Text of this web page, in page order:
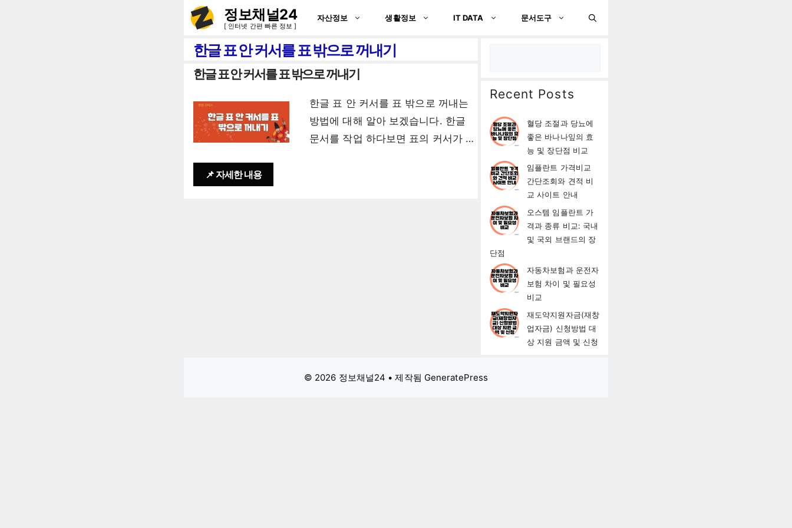
정보채널24
[ 인터넷 간편 빠른 정보 ]
자산정보 생활정보 IT DATA 문서도구
한글 표 안 커서를 표 밖으로 꺼내기
한글 표 안 커서를 표 밖으로 꺼내기
한글 표 안 커서를 표 밖으로 꺼내는
방법에 대해 알아 보겠습니다. 한글
문서를 작업 하다보면 표의 커서가 …
📌 자세한 내용
Recent Posts
혈당 조절과 당뇨에
좋은 바나나잎의 효
능 및 장단점 비교
임플란트 가격비교
간단조회와 견적 비
교 사이트 안내
오스템 임플란트 가
격과 종류 비교: 국내
및 국외 브랜드의 장
단점
자동차보험과 운전자
보험 차이 및 필요성
비교
재도약지원자금(재창
업자금) 신청방법 대
상 지원 금액 및 신청
© 2026 정보채널24 • 제작됨 GeneratePress